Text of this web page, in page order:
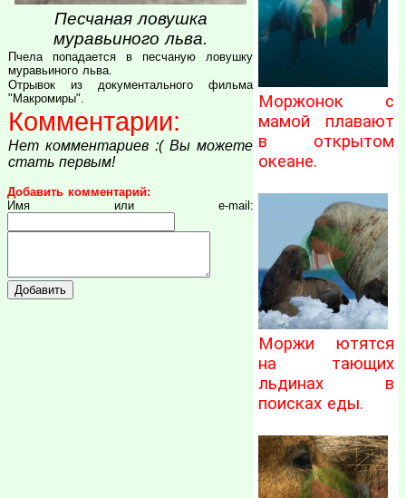
Песчаная ловушка
муравьиного льва.
Пчела попадается в песчаную ловушку
муравьиного льва.
Отрывок из документального фильма
"Макромиры".
Комментарии:
Нет комментариев :( Вы можете
стать первым!
Добавить комментарий:
Имя или e-mail:
Моржонок с
мамой плавают
в открытом
океане.
Моржи ютятся
на тающих
льдинах в
поисках еды.